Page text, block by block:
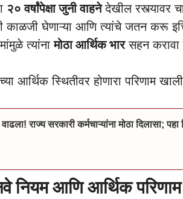
२० वर्षांपेक्षा जुनी वाहनेदेखील रस्त्यावर
काळजी घेणाऱ्या आणि त्यांचे जतन करू
त्यांनामोठा आर्थिक भारसहन करावा
आर्थिक स्थितीवर होणारा परिणाम
राज्य सरकारी कर्मचाऱ्यांना मोठा दिलासा;
नियम आणि आर्थिक परिणाम